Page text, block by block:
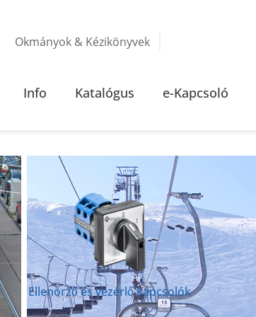
Okmányok & Kézikönyvek
Ellenörző és vezérlő kapcsolók
Info Katalógus e-Kapcsoló